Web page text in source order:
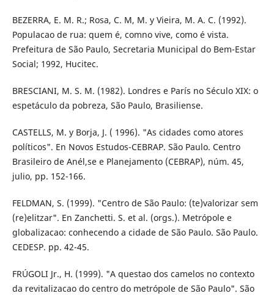
BEZERRA, E. M. R.; Rosa, C. M, M. y Vieira, M. A. C. (1992).
Populacao de rua: quem é, comno vive, como é vista.
Prefeitura de São Paulo, Secretaria Municipal do Bem-Estar
Social; 1992, Hucitec.
BRESCIANI, M. S. M. (1982). Londres e París no Século XIX: o
espetáculo da pobreza, São Paulo, Brasiliense.
CASTELLS, M. y Borja, J. ( 1996). "As cidades como atores
políticos". En Novos Estudos-CEBRAP. São Paulo. Centro
Brasileiro de Anél,se e Planejamento (CEBRAP), núm. 45,
julio, pp. 152-166.
FELDMAN, S. (1999). "Centro de São Paulo: (te)valorizar sem
(re)elitzar". En Zanchetti. S. et al. (orgs.). Metrópole e
globalizacao: conhecendo a cidade de São Paulo. São Paulo.
CEDESP. pp. 42-45.
FRÚGOLI Jr., H. (1999). "A questao dos camelos no contexto
da revitalizacao do centro do metrópole de São Paulo". São